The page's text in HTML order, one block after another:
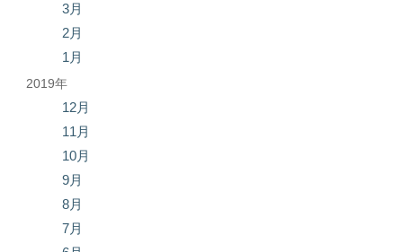
3月
2月
1月
2019年
12月
11月
10月
9月
8月
7月